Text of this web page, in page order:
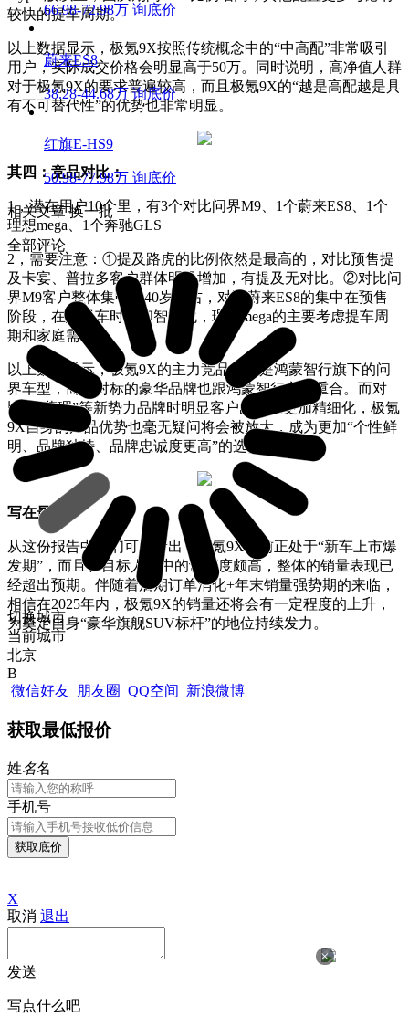
较快的提车周期。
以上数据显示，极氪9X按照传统概念中的“中高配”非常吸引
用户，实际成交价格会明显高于50万。同时说明，高净值人群
对于极氪9X的要求普遍较高，而且极氪9X的“越是高配越是具
有不可替代性”的优势也非常明显。
其四：竞品对比：
1，潜在用户10个里，有3个对比问界M9、1个蔚来ES8、1个
理想mega、1个奔驰GLS
2，需要注意：①提及路虎的比例依然是最高的，对比预售提
及卡宴、普拉多客户群体明显增加，有提及无对比。②对比问
界M9客户整体集中在40岁左右，对比蔚来ES8的集中在预售
阶段，在意提车时间和智能化，理想mega的主要考虑提车周
期和家庭需求。
以上数据显示，极氪9X的主力竞品应当是鸿蒙智行旗下的问
界车型，而且对标的豪华品牌也跟鸿蒙智行高度重合。而对
比“华蔚理”等新势力品牌时明显客户的需求更加精细化，极氪
9X自身的产品优势也毫无疑问将会被放大，成为更加“个性鲜
明、品牌独特、品牌忠诚度更高”的选择。
写在最后：
从这份报告中我们可以看出，极氪9X目前正处于“新车上市爆
发期”，而且在目标人群中的认可度颇高，整体的销量表现已
经超出预期。伴随着后期订单消化+年末销量强势期的来临，
相信在2025年内，极氪9X的销量还将会有一定程度的上升，
为奠定自身“豪华旗舰SUV标杆”的地位持续发力。
66.98-72.98万 询底价
蔚来ES8
38.28-44.68万 询底价
红旗E-HS9
50.98-77.98万 询底价
相关文章换一批
全部评论
切换城市
当前城市
北京
B
微信好友 朋友圈 QQ空间 新浪微博
获取最低报价
姓名名
手机号
获取底价
X
取消 退出
发送
写点什么吧
×